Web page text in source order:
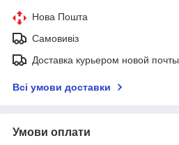
Нова Пошта
Самовивіз
Доставка курьером новой почты
Всі умови доставки
Умови оплати